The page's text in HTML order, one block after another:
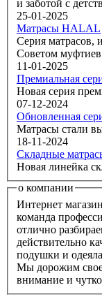
и заботой с
25-01-2025
Матрасы HALAL
Серия матрасов,
Советом
11-01-2025
Премиальная
Новая серия
07-12-2024
Обновленная
Матрасы стали
18-11-2024
Складные
Новая линейка
о компании
Интернет
команда
отлично
действительно
подушки и
Мы дорожим
внимание и